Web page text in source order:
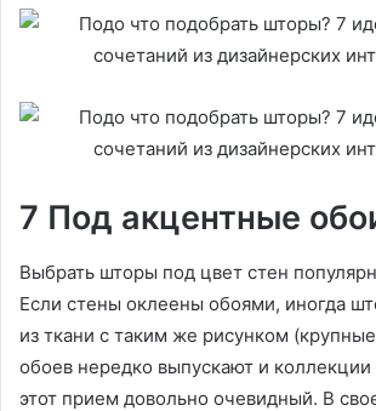
7 Под акцентные
Выбрать шторы под цвет стен
Если стены оклеены обоями, иногда
из ткани с таким же рисунком
обоев нередко выпускают и коллекции
этот прием довольно очевидный. В